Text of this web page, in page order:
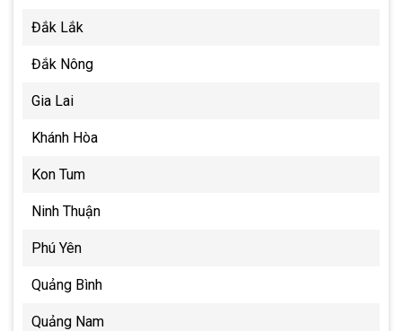
Đắk Lắk
Đắk Nông
Gia Lai
Khánh Hòa
Kon Tum
Ninh Thuận
Phú Yên
Quảng Bình
Quảng Nam